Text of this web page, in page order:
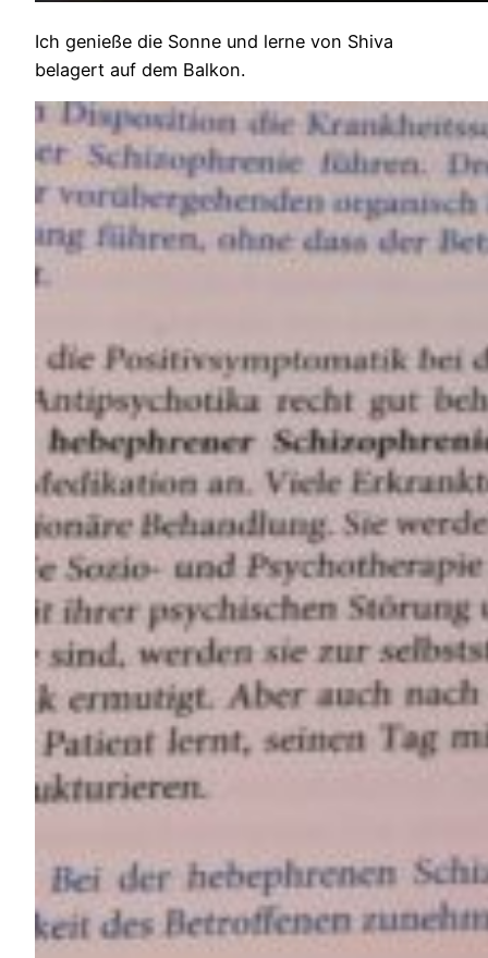
Ich genieße die Sonne und lerne von Shiva
belagert auf dem Balkon.